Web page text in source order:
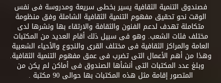
فصندوق التنمية الثقافية يسير بخطى سريعة ومدروسة فى نفس
الوقت نحو تحقيق مفهوم التنمية الثقافية الشاملة وفق منظومة
متكاملة تهدف لدعم الفنون والثقافة والارتقاء بها ونشرها لدى
مختلف فئات الشعب. وهو فى سبيل ذلك أقام العديد من المكتبات
العامة والمراكز الثقافية فى مختلف القرى والنجوع والأحياء الشعبية
وهذا من أهم الأعمال التى تضرب فى عمق مفهوم التنمية الثقافية.
وبلغ عدد المكتبات التى أنشأها الصندوق فى أماكن لم يكن من
المتصور إقامة مثل هذه المكتبات بها حوالى 90 مكتبة .